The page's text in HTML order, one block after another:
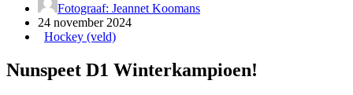
Fotograaf: Jeannet Koomans
24 november 2024
Hockey (veld)
Nunspeet D1 Winterkampioen!